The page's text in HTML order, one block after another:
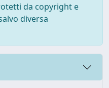
da copyright e
diversa